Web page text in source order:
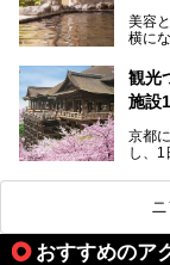
のあ
ウナ
美容
横に
地元
観光
今回
観光
施設
京都
し、1
そん
も素
でき
おすすめのア